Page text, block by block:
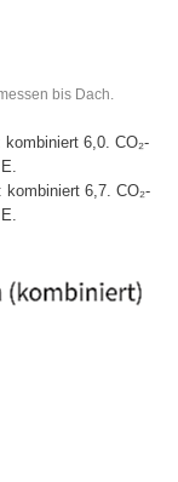
bis Dach.
6,0. CO₂-
6,7. CO₂-